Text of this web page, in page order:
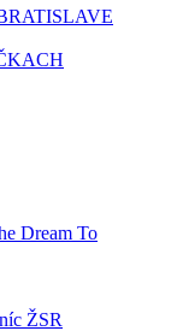
Dream To
ŽSR